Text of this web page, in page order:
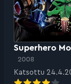
Superhero
2008
Katsottu